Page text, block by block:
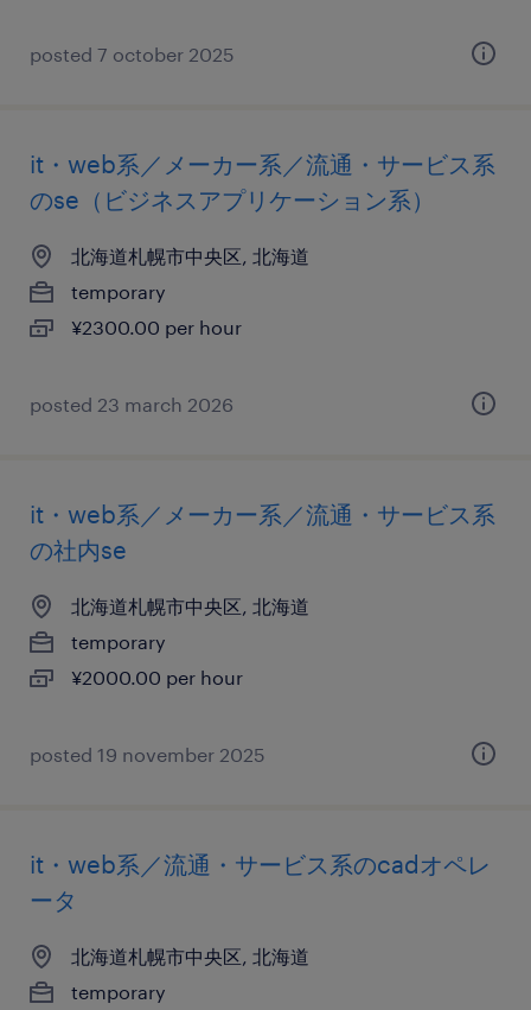
posted 7 october 2025
it・web系／メーカー系／流通・サービス系
のse（ビジネスアプリケーション系）
北海道札幌市中央区, 北海道
temporary
¥2300.00 per hour
posted 23 march 2026
it・web系／メーカー系／流通・サービス系
の社内se
北海道札幌市中央区, 北海道
temporary
¥2000.00 per hour
posted 19 november 2025
it・web系／流通・サービス系のcadオペレ
ータ
北海道札幌市中央区, 北海道
temporary